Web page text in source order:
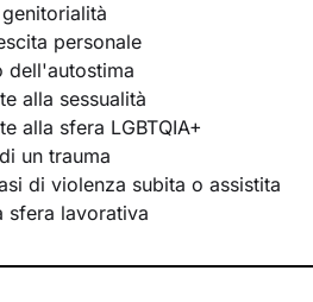
personale
dell'autostima
alla sessualità
alla sfera LGBTQIA+
un trauma
di violenza subita o assistita
sfera lavorativa